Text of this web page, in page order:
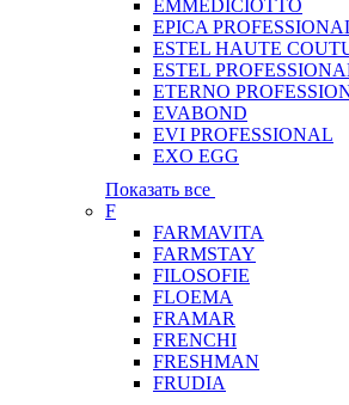
EMMEDICIOTTO
EPICA
ESTEL HAUTE
ESTEL
ETERNO
EVABOND
EVI PROFESSIONAL
EXO EGG
Показать все
F
FARMAVITA
FARMSTAY
FILOSOFIE
FLOEMA
FRAMAR
FRENCHI
FRESHMAN
FRUDIA